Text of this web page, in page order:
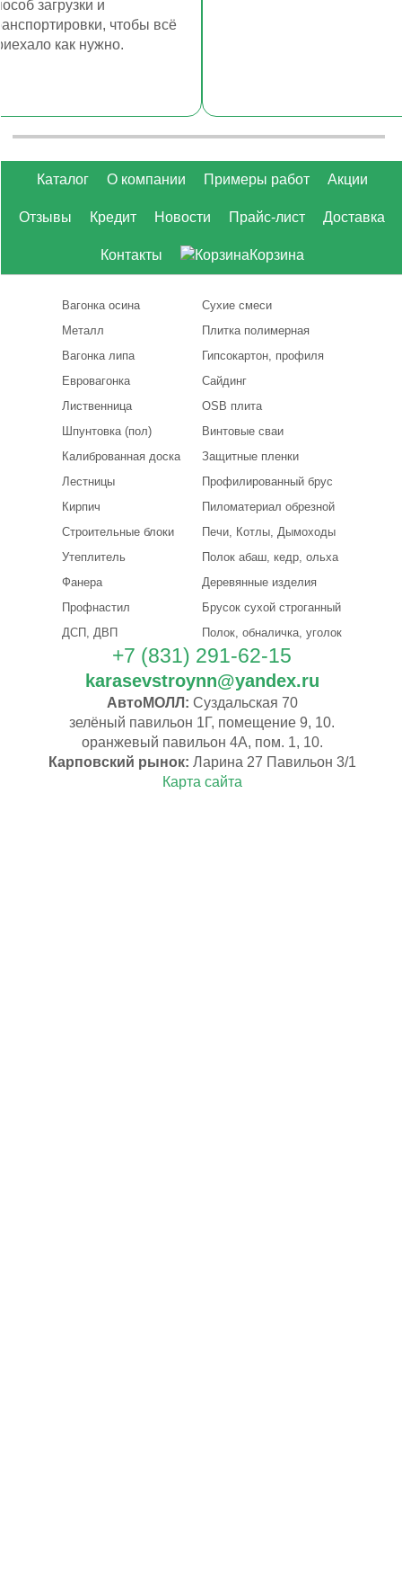
загрузки и
чтобы всё
как нужно.
Каталог О компании Примеры работ Акции
Отзывы Кредит Новости Прайс-лист Доставка
Контакты Корзина
Вагонка осина
Металл
Вагонка липа
Евровагонка
Лиственница
Шпунтовка (пол)
Калиброванная доска
Лестницы
Кирпич
Строительные блоки
Утеплитель
Фанера
Профнастил
ДСП, ДВП
Сухие смеси
Плитка полимерная
Гипсокартон, профиля
Сайдинг
OSB плита
Винтовые сваи
Защитные пленки
Профилированный брус
Пиломатериал обрезной
Печи, Котлы, Дымоходы
Полок абаш, кедр, ольха
Деревянные изделия
Брусок сухой строганный
Полок, обналичка, уголок
+7 (831) 291-62-15
karasevstroynn@yandex.ru
АвтоМОЛЛ: Суздальская 70
зелёный павильон 1Г, помещение 9, 10.
оранжевый павильон 4А, пом. 1, 10.
Карповский рынок: Ларина 27 Павильон 3/1
Карта сайта